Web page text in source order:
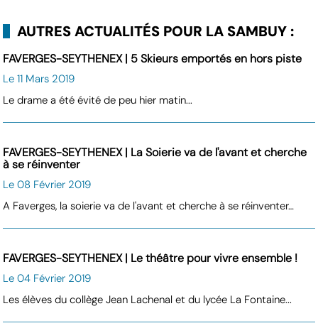
AUTRES ACTUALITÉS POUR LA SAMBUY :
FAVERGES-SEYTHENEX | 5 Skieurs emportés en hors piste
Le 11 Mars 2019
Le drame a été évité de peu hier matin...
FAVERGES-SEYTHENEX | La Soierie va de l'avant et cherche
à se réinventer
Le 08 Février 2019
A Faverges, la soierie va de l'avant et cherche à se réinventer…
FAVERGES-SEYTHENEX | Le théâtre pour vivre ensemble !
Le 04 Février 2019
Les élèves du collège Jean Lachenal et du lycée La Fontaine...